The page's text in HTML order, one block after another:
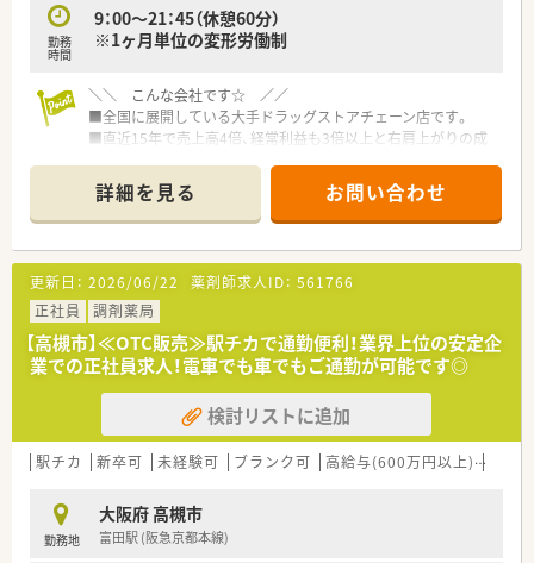
■各種委員会への参加、合同回診
■抗がん剤・高カロリー輸液の混注
■各種教室の開催、院内研修会の開催 など
≪おすすめポイント≫
■20代～30代が活躍している職場です
■外部研修の補助制度、院内の勉強会、委員会の参加など幅広く
ています。
■24ｈの院内保育園や、その他の福利厚生で女性も働きやすい
≪病院概要≫
◆病床数
総病床数：329床
（一般病床178床、ICU4床、回復期リハビリテーション病床106
床、地域包括ケア病床41床）
◆診療科目
内科, 循環器科, 消化器科, 外科, 整形外科, 脳外科, 小児科, 眼科,
耳鼻科, 皮膚科, 泌尿器科,脳神経内科,リハビリテーション科,リ
◆薬剤師数
勤務
時間
9：00～21：45（休憩60分）
※1ヶ月単位の変形労働制
＼＼ こんな会社です☆ ／／
■全国に展開している大手ドラッグストアチェーン店です。
■直近15年で売上高4倍、経常利益も3倍以上と右肩上がりの成
■調剤併設のドラッグストア、病院門前やクリニックモール併
設、駅前型や郊外型店舗など様々な店舗のスタイルが安定・成長・
高収益に繋がっています。
■連休の取得も可能！有給休暇についても部署ごとに取得状況を
管理・取得を徹底しています。
■「社員購買割引制度」もございます。医薬品・化粧品・日用雑貨
などを社員価格での購入が可能です。
■プラチナくるみんマークも取得しており、子育てをサポートし
ている企業のため女性の方はもちろん、男性の育休取得者もいる
など男女ともに働きやすい社風です。
■女性のワーク・ライフ・バランスを推進する優良企業として、厚
生労働省認定の「えるぼしマーク」(最高位である3段階目)を取
得。
■OTC販売のみのお仕事です。調剤業務はございません。
■OTCカウンセリングや医薬品管理業務・メンテナンス等をお願
いいたします。
詳細を見る お問い合わせ
更新日： 2026/06/22 薬剤師求人ID： 561766
正社員
調剤薬局
【高槻市】≪OTC販売≫駅チカで通勤便利！業界上位の安定企
業での正社員求人！電車でも車でもご通勤が可能です◎
検討リストに追加
駅チカ 新卒可 未経験可 ブランク可 高給与(600万円以上)
勤務地
大阪府 高槻市
富田駅 (阪急京都本線)